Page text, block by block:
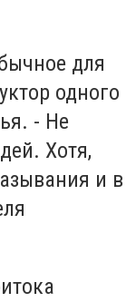
для
одного
- Не
Хотя,
и в